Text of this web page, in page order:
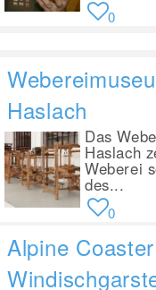
0
Haslach
Das
Haslach
Weberei
des...
0
Alpine